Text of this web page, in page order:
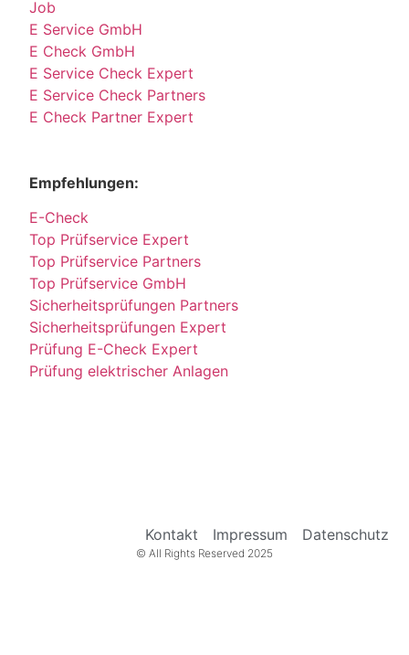
Job
E Service GmbH
E Check GmbH
E Service Check Expert
E Service Check Partners
E Check Partner Expert
Empfehlungen:
E-Check
Top Prüfservice Expert
Top Prüfservice Partners
Top Prüfservice GmbH
Sicherheitsprüfungen Partners
Sicherheitsprüfungen Expert
Prüfung E-Check Expert
Prüfung elektrischer Anlagen
Kontakt Impressum Datenschutz
© All Rights Reserved 2025